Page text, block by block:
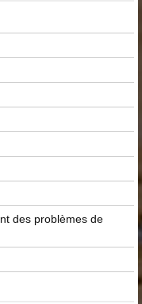
des problèmes de